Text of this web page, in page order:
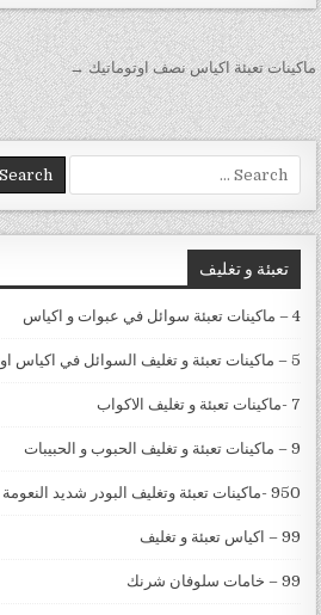
تصفّح المقالات
ماكينات تعبئة اكياس نصف اوتوماتيك →
Search for:
تعبئة و تغليف
4 – ماكينات تعبئة سوائل في عبوات و اكياس
5 – ماكينات تعبئة و تغليف السوائل في اكياس اوتوماتيك
7 -ماكينات تعبئة و تغليف الاكواب
9 – ماكينات تعبئة و تغليف الحبوب و الحبيبات
950 -ماكينات تعبئة وتغليف البودر شديد النعومة
99 – اكياس تعبئة و تغليف
99 – خامات سلوفان شرنك